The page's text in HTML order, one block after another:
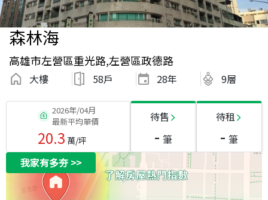
森林海
高雄市左營區重光路,左營區政德路
大樓 58戶 28年 9層
2026年/04月
最新平均單價
20.3 萬/坪
待售
- 筆
待租
- 筆
我家有多夯>>